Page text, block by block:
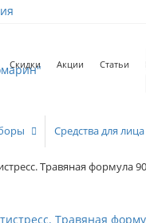
Скидки Акции Статьи
Средства для лица
Травяная формула